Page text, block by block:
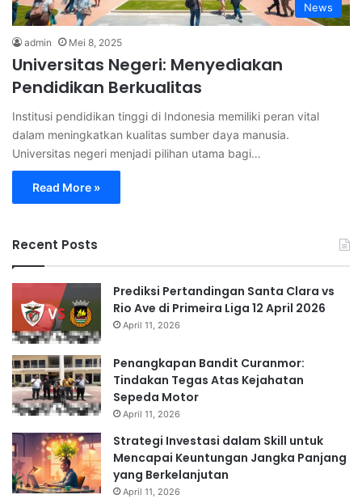
News
admin Mei 8, 2025
Universitas Negeri: Menyediakan
Pendidikan Berkualitas
Institusi pendidikan tinggi di Indonesia memiliki peran vital
dalam meningkatkan kualitas sumber daya manusia.
Universitas negeri menjadi pilihan utama bagi…
Read More »
Recent Posts
Prediksi Pertandingan Santa Clara vs
Rio Ave di Primeira Liga 12 April 2026
April 11, 2026
Penangkapan Bandit Curanmor:
Tindakan Tegas Atas Kejahatan
Sepeda Motor
April 11, 2026
Strategi Investasi dalam Skill untuk
Mencapai Keuntungan Jangka Panjang
yang Berkelanjutan
April 11, 2026